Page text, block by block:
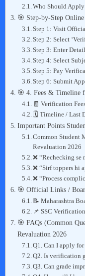
Who Should
🎯 Step-by-Step
Step 1: Visit
Step 2: Select
Step 3: Enter
Step 4: Select
Step 5: Pay
Step 6: Submit
🎯 4. Fees & Timeline
🧾 Verification
🗓 Timeline / Last
Important Points
Common Student
Revaluation 2026
❌ “Rechecking se
❌ “Sirf toppers hi
❌ “Process
🎯 Official Links /
📝 Maharashtra
📌 SSC
🎯 FAQs (Common
Revaluation 2026
Q1. Can I apply
Q2. Is verification
Q3. Can grade